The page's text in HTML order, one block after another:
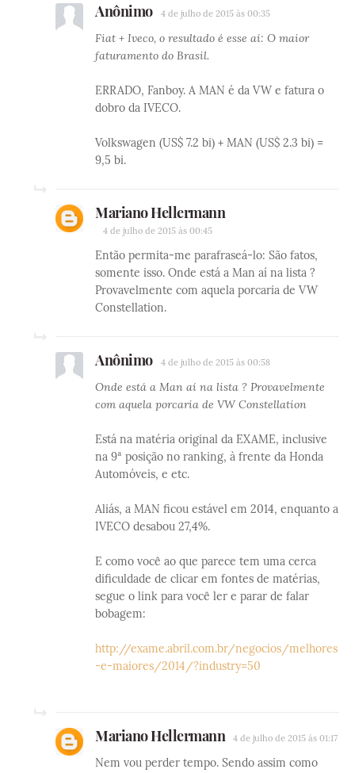
Anônimo 4 de julho de 2015 às 00:35
Fiat + Iveco, o resultado é esse aí: O maior
faturamento do Brasil.
ERRADO, Fanboy. A MAN é da VW e fatura o
dobro da IVECO.
Volkswagen (US$ 7.2 bi) + MAN (US$ 2.3 bi) =
9,5 bi.
Mariano Hellermann
4 de julho de 2015 às 00:45
Então permita-me parafraseá-lo: São fatos,
somente isso. Onde está a Man aí na lista ?
Provavelmente com aquela porcaria de VW
Constellation.
Anônimo 4 de julho de 2015 às 00:58
Onde está a Man aí na lista ? Provavelmente
com aquela porcaria de VW Constellation
Está na matéria original da EXAME, inclusive
na 9ª posição no ranking, à frente da Honda
Automóveis, e etc.
Aliás, a MAN ficou estável em 2014, enquanto a
IVECO desabou 27,4%.
E como você ao que parece tem uma cerca
dificuldade de clicar em fontes de matérias,
segue o link para você ler e parar de falar
bobagem:
http://exame.abril.com.br/negocios/melhores
-e-maiores/2014/?industry=50
Mariano Hellermann 4 de julho de 2015 às 01:17
Nem vou perder tempo. Sendo assim como